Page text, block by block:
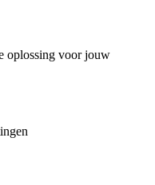
oplossing voor jouw